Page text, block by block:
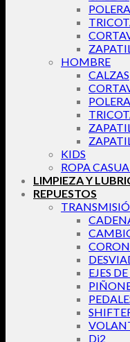
HOMBRE
CALZAS
KIDS
ROPA
LIMPIEZA Y
REPUESTOS
EJES
Di2